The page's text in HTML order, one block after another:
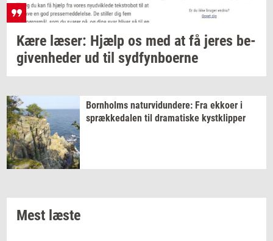
Kære læser: Hjælp os med at få jeres be­
gi­ven­he­der ud til syd­fyn­bo­er­ne
Born­holms na­tur­vi­dun­de­re: Fra ek­ko­er i
spræk­ke­da­len til dra­ma­ti­ske kyst­klip­per
Mest læste